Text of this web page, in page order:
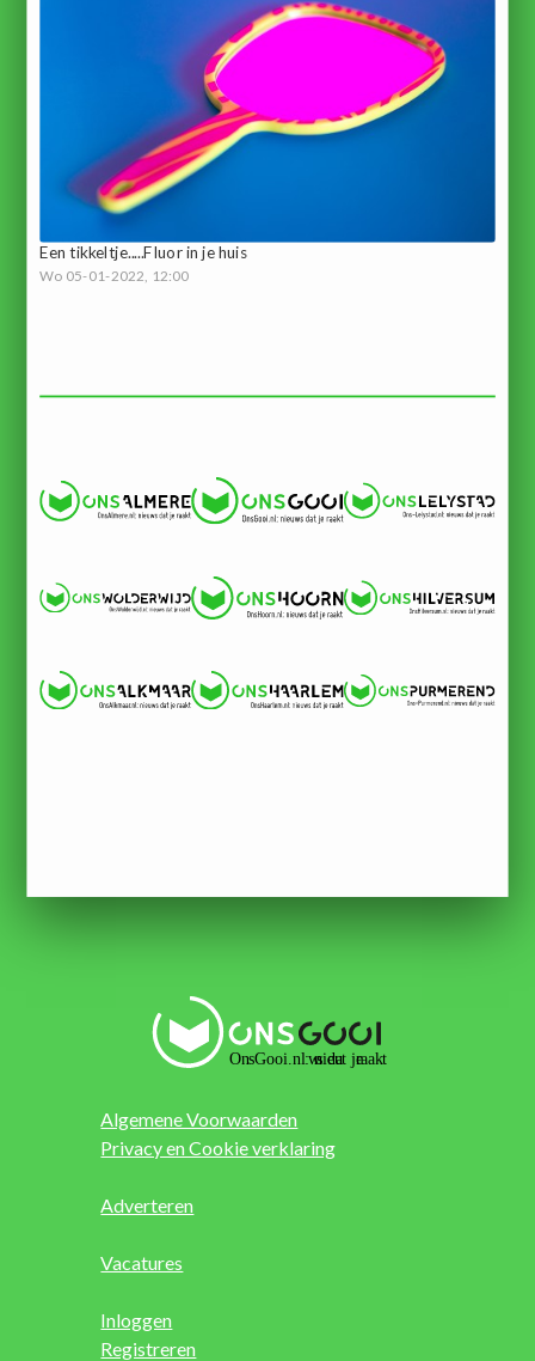
Een tikkeltje.....Fluor in je huis
Wo 05-01-2022, 12:00
Algemene Voorwaarden
Privacy en Cookie verklaring
Adverteren
Vacatures
Inloggen
Registreren